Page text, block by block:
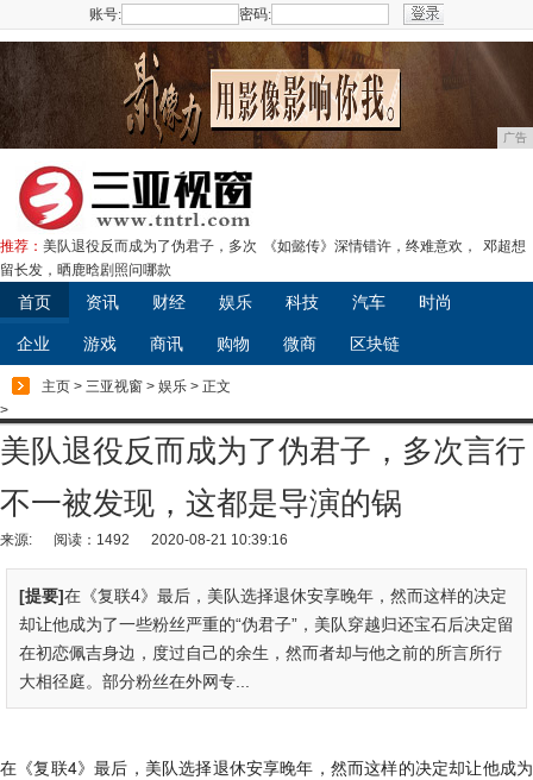
账号: 密码:
广告
推荐： 美队退役反而成为了伪君子，多次 《如懿传》深情错许，终难意欢，
邓超想
留长发，晒鹿晗剧照问哪款
首页 资讯 财经 娱乐 科技 汽车 时尚
企业 游戏 商讯 购物 微商 区块链
主页 > 三亚视窗 > 娱乐 > 正文
>
美队退役反而成为了伪君子，多次言行
不一被发现，这都是导演的锅
来源: 阅读：1492 2020-08-21 10:39:16
[提要]在《复联4》最后，美队选择退休安享晚年，然而这样的决定
却让他成为了一些粉丝严重的“伪君子”，美队穿越归还宝石后决定留
在初恋佩吉身边，度过自己的余生，然而者却与他之前的所言所行
大相径庭。部分粉丝在外网专...
在《复联4》最后，美队选择退休安享晚年，然而这样的决定却让他成为